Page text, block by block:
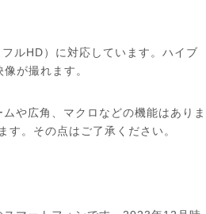
ルHD）に対応しています。ハイブ
が撮れます。
や広角、マクロなどの機能はありま
。その点はご了承ください。